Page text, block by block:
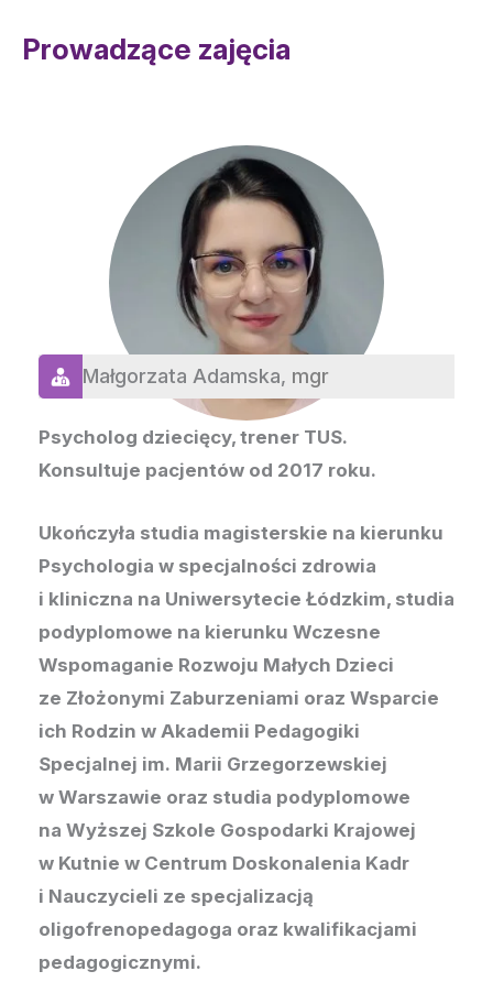
Prowadzące zajęcia
Małgorzata Adamska, mgr
Psycholog dziecięcy, trener TUS.
Konsultuje pacjentów od 2017 roku.
Ukończyła studia magisterskie na kierunku
Psychologia w specjalności zdrowia
i kliniczna na Uniwersytecie Łódzkim, studia
podyplomowe na kierunku Wczesne
Wspomaganie Rozwoju Małych Dzieci
ze Złożonymi Zaburzeniami oraz Wsparcie
ich Rodzin w Akademii Pedagogiki
Specjalnej im. Marii Grzegorzewskiej
w Warszawie oraz studia podyplomowe
na Wyższej Szkole Gospodarki Krajowej
w Kutnie w Centrum Doskonalenia Kadr
i Nauczycieli ze specjalizacją
oligofrenopedagoga oraz kwalifikacjami
pedagogicznymi.